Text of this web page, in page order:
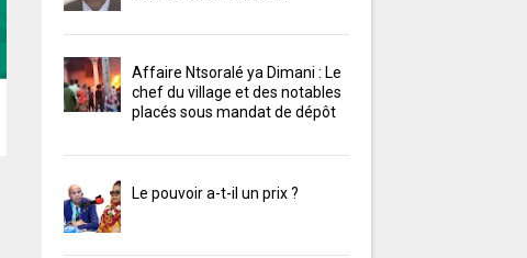
Affaire Ntsoralé ya Dimani : Le
chef du village et des notables
placés sous mandat de dépôt
Le pouvoir a-t-il un prix ?